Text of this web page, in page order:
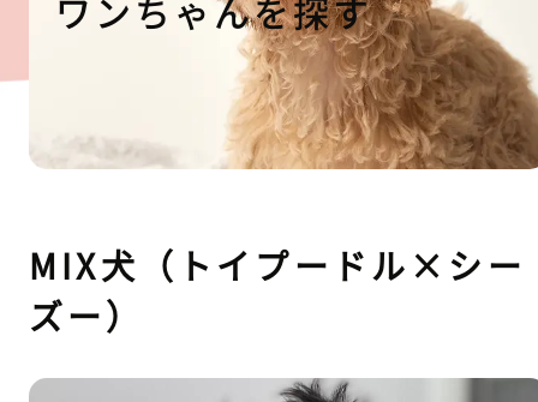
ワンちゃんを探す
MIX犬（トイプードル×シー
ズー）